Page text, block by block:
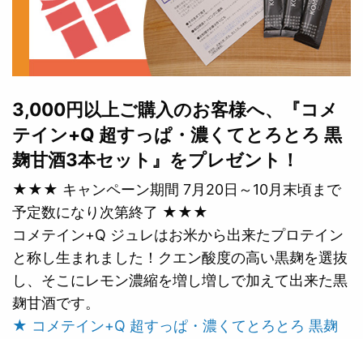
3,000円以上ご購入のお客様へ、『コメ
テイン+Q 超すっぱ・濃くてとろとろ 黒
麹甘酒3本セット』をプレゼント！
★★★ キャンペーン期間 7月20日～10月末頃まで
予定数になり次第終了 ★★★
コメテイン+Q ジュレはお米から出来たプロテイン
と称し生まれました！クエン酸度の高い黒麹を選抜
し、そこにレモン濃縮を増し増しで加えて出来た黒
麹甘酒です。
★ コメテイン+Q 超すっぱ・濃くてとろとろ 黒麹